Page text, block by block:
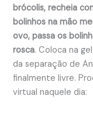
brócolis, recheia
bolinhos na mão
ovo, passa os
rosca. Coloca na
da separação de
finalmente livre.
virtual naquele dia: